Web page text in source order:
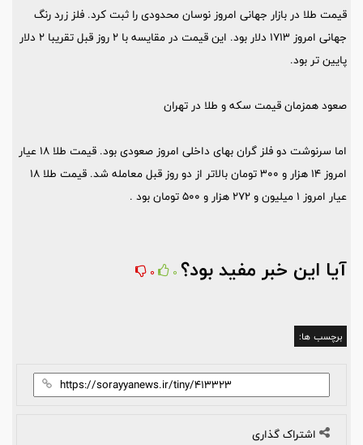
قیمت طلا در بازار جهانی امروز نوسان محدودی را ثبت کرد. فلز زرد رنگ
جهانی امروز ۱۷۱۳ دلار بود. این قیمت در مقایسه با ۲ روز قبل تقریبا ۲ دلار
پایین تر بود.
صعود همزمان قیمت سکه و طلا در تهران
اما سرنوشت دو فلز گران بهای داخلی امروز صعودی بود. قیمت طلا ۱۸ عیار
امروز ۱۴ هزار و ۳۰۰ تومان بالاتر از دو روز قبل معامله شد. قیمت طلا ۱۸
عیار امروز ۱ میلیون و ۲۷۲ هزار و ۵۰۰ تومان بود .
آیا این خبر مفید بود؟ 0
0
برچسب ها:
اشتراک گذاری